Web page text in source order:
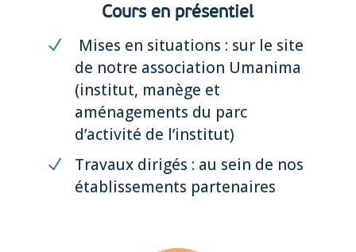
Cours en présentiel
Mises en situations : sur le site
de notre association Umanima
(institut, manège et
aménagements du parc
d’activité de l’institut)
Travaux dirigés : au sein de nos
établissements partenaires